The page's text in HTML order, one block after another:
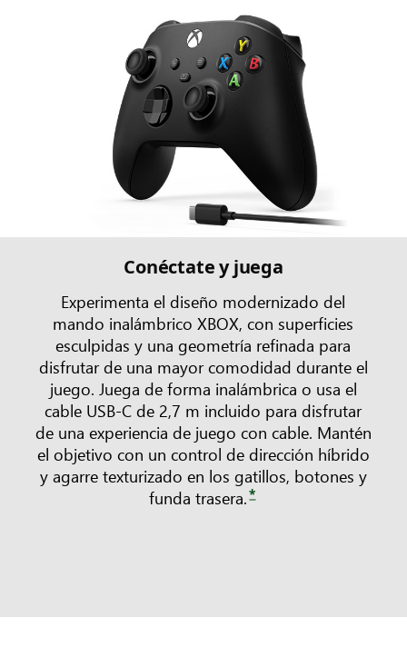
Conéctate y juega
Experimenta el diseño modernizado del
mando inalámbrico XBOX, con superficies
esculpidas y una geometría refinada para
disfrutar de una mayor comodidad durante el
juego. Juega de forma inalámbrica o usa el
cable USB-C de 2,7 m incluido para disfrutar
de una experiencia de juego con cable. Mantén
el objetivo con un control de dirección híbrido
y agarre texturizado en los gatillos, botones y
funda trasera.*